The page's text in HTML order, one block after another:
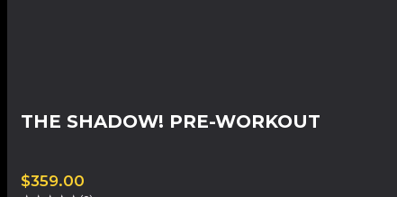
THE SHADOW! PRE-WORKOUT
$359.00